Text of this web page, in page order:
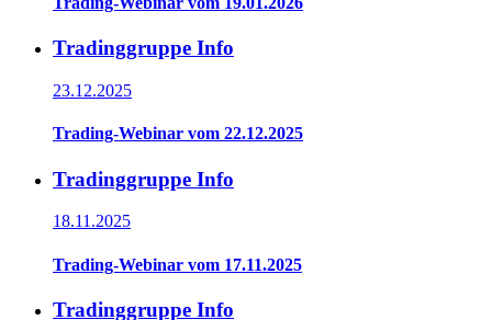
Tradinggruppe Info
23.12.2025
Trading-Webinar vom 22.12.2025
Tradinggruppe Info
18.11.2025
Trading-Webinar vom 17.11.2025
Tradinggruppe Info